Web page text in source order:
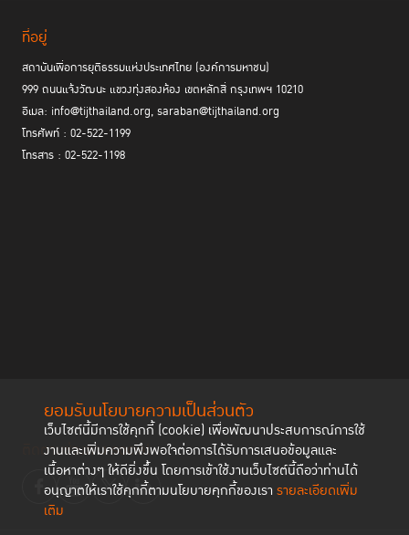
ยอมรับนโยบายความเป็นส่วนตัว
เว็บไซต์นี้มีการใช้คุกกี้ (cookie) เพื่อพัฒนาประสบการณ์การใช้
งานและเพิ่มความพึงพอใจต่อการได้รับการเสนอข้อมูลและ
เนื้อหาต่างๆ ให้ดียิ่งขึ้น โดยการเข้าใช้งานเว็บไซต์นี้ถือว่าท่านได้
อนุญาตให้เราใช้คุกกี้ตามนโยบายคุกกี้ของเรา รายละเอียดเพิ่ม
เติม
ที่อยู่
สถาบันเพื่อการยุติธรรมแห่งประเทศไทย (องค์การมหาชน)
999 ถนนแจ้งวัฒนะ แขวงทุ่งสองห้อง เขตหลักสี่ กรุงเทพฯ 10210
อีเมล: info@tijthailand.org, saraban@tijthailand.org
โทรศัพท์ : 02-522-1199
โทรสาร : 02-522-1198
ติดตามช่องทาง social